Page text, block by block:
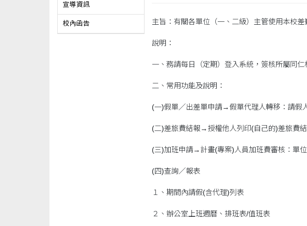
宣導資訊
校內函告 主旨：有關各單位（一、二級）主管使用本校
說明：
一、務請每日（定期）登入系統，簽核所屬同仁
二、常用功能及說明：
(一)假單／出差單申請→假單代理人轉移：請假
(二)差旅費結報→授權他人列印(自己的)差旅費
(三)加班申請→計畫(專案)人員加班費審核：單
(四)查詢／報表
１、期間內請假(含代理)列表
２、辦公室上班週曆、排班表/值班表